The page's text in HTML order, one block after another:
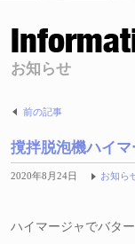
お知らせ
前の記事
撹拌脱泡機ハイ
2020年8月24日 お知ら
ハイマージャでバタ